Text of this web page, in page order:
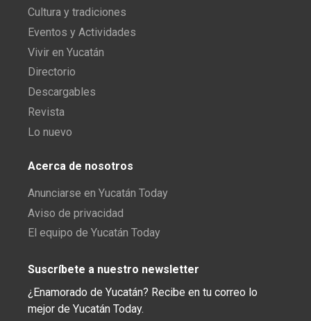
Cultura y tradiciones
Eventos y Actividades
Vivir en Yucatán
Directorio
Descargables
Revista
Lo nuevo
Acerca de nosotros
Anunciarse en Yucatán Today
Aviso de privacidad
El equipo de Yucatán Today
Suscríbete a nuestro newsletter
¿Enamorado de Yucatán? Recibe en tu correo lo
mejor de Yucatán Today.